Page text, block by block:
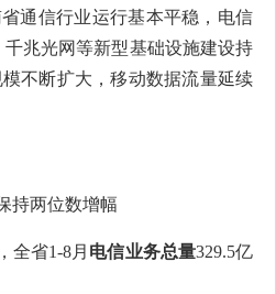
通信行业运行基本平稳，电信
千兆光网等新型基础设施建设持
不断扩大，移动数据流量延续
持两位数增幅
全省1-8月 电信业务总量329.5亿